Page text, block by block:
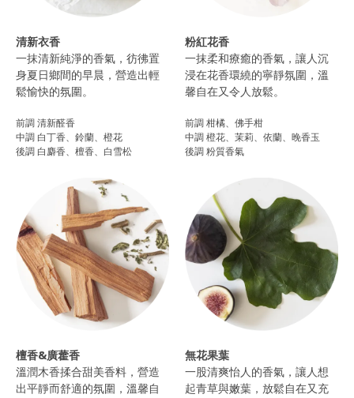
清新衣香
一抹清新純淨的香氣，彷彿置
身夏日鄉間的早晨，營造出輕
鬆愉快的氛圍。
前調 清新醛香
中調 白丁香、鈴蘭、橙花
後調 白麝香、檀香、白雪松
粉紅花香
一抹柔和療癒的香氣，讓人沉
浸在花香環繞的寧靜氛圍，溫
馨自在又令人放鬆。
前調 柑橘、佛手柑
中調 橙花、茉莉、依蘭、晚香玉
後調 粉質香氣
檀香&廣藿香
溫潤木香揉合甜美香料，營造
出平靜而舒適的氛圍，溫馨自
無花果葉
一股清爽怡人的香氣，讓人想
起青草與嫩葉，放鬆自在又充